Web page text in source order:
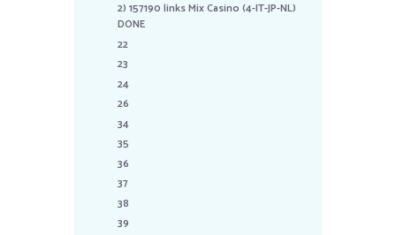
2) 157190 links Mix Casino (4-IT-JP-NL)
DONE
22
23
24
26
34
35
36
37
38
39